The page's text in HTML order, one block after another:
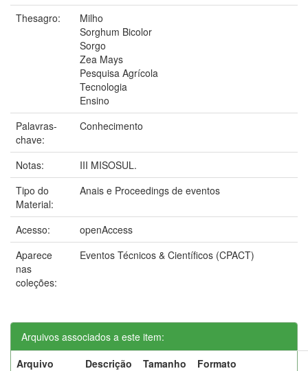
Thesagro:
Milho
Sorghum Bicolor
Sorgo
Zea Mays
Pesquisa Agrícola
Tecnologia
Ensino
Palavras-
chave:
Conhecimento
Notas:
III MISOSUL.
Tipo do
Material:
Anais e Proceedings de eventos
Acesso:
openAccess
Aparece
nas
coleções:
Eventos Técnicos & Científicos (CPACT)
Arquivos associados a este item:
Arquivo
Descrição Tamanho
Formato